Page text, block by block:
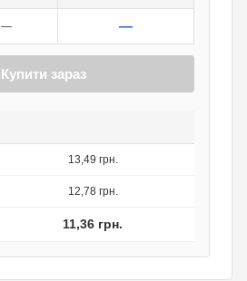
— —
Купити зараз
13,49 грн.
12,78 грн.
11,36 грн.